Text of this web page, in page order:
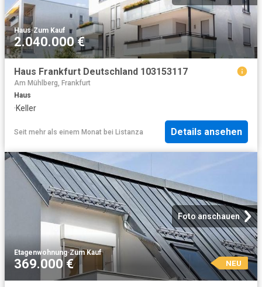
Haus·Zum Kauf
2.040.000 €
Haus Frankfurt Deutschland 103153117
Am Mühlberg, Frankfurt
Haus
·Keller
Seit mehr als einem Monat bei Listanza Details ansehen
Foto anschauen
Etagenwohnung·Zum Kauf
369.000 € NEU